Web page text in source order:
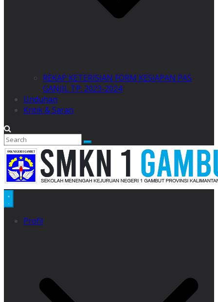
REKAP KETERISIAN FORM KESIAPAN PAS
GANJIL TP. 2023-2024
Unduhan
Kritik & Saran
Profil